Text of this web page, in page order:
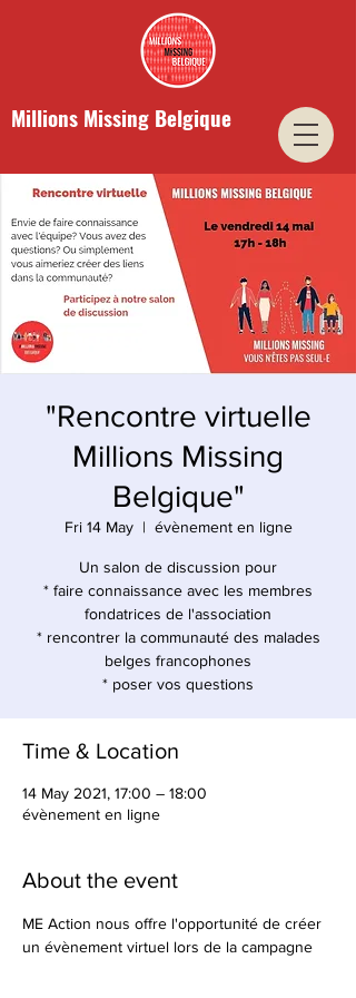
Millions Missing Belgique
"Rencontre virtuelle
Millions Missing
Belgique"
Fri 14 May
  |
évènement en ligne
Un salon de discussion pour
* faire connaissance avec les membres
fondatrices de l'association
* rencontrer la communauté des malades
belges francophones
* poser vos questions
Time & Location
14 May 2021, 17:00 – 18:00
évènement en ligne
About the event
ME Action nous offre l'opportunité de créer
un évènement virtuel lors de la campagne